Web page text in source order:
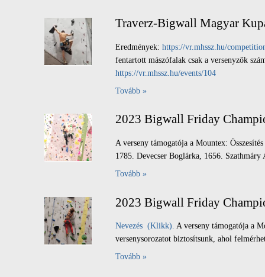
Traverz-Bigwall Magyar
Eredmények: https://vr.mhssz.hu/
fentartott mászófalak csak a versenyzők
https://vr.mhssz.hu/events/104
Tovább »
2023 Bigwall Friday
A verseny támogatója a Mountex:
1785. Devecser Boglárka, 1656.
Tovább »
2023 Bigwall Friday
Nevezés (Klikk). A verseny támogatója a
versenysorozatot biztosítsunk, ahol
Tovább »